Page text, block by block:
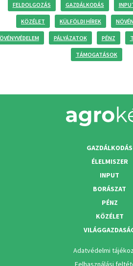
FELDOLGOZÁS GAZDÁLKODÁS
KÖZÉLET KÜLFÖLDI HÍREK
PÁLYÁZATOK PÉNZ
TÁMOGATÁSOK
GAZDÁLKODÁS
ÉLELMISZER
INPUT
BORÁSZAT
PÉNZ
KÖZÉLET
Adatvédelmi
Felhasználási